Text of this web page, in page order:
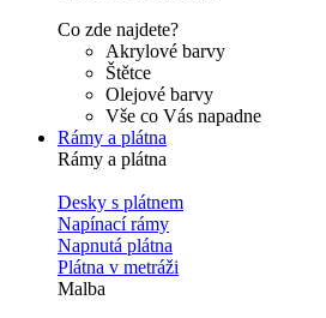
Co zde najdete?
Akrylové barvy
Štětce
Olejové barvy
Vše co Vás napadne
Rámy a plátna
Rámy a plátna
Desky s plátnem
Napínací rámy
Napnutá plátna
Plátna v metráži
Malba